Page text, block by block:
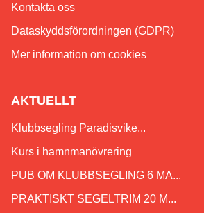
Kontakta oss
Dataskyddsförordningen (GDPR)
Mer information om cookies
AKTUELLT
Klubbsegling Paradisvike...
Kurs i hamnmanövrering
PUB OM KLUBBSEGLING 6 MA...
PRAKTISKT SEGELTRIM 20 M...